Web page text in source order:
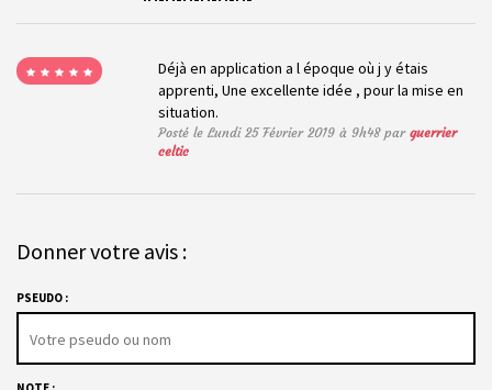
Déjà en application a l époque où j y étais
apprenti, Une excellente idée , pour la mise en
situation.
Posté le Lundi 25 Février 2019 à 9h48 parguerrier
celtic
Donner votre avis :
PSEUDO :